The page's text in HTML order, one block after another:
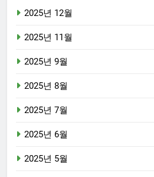
2025년 12월
2025년 11월
2025년 9월
2025년 8월
2025년 7월
2025년 6월
2025년 5월